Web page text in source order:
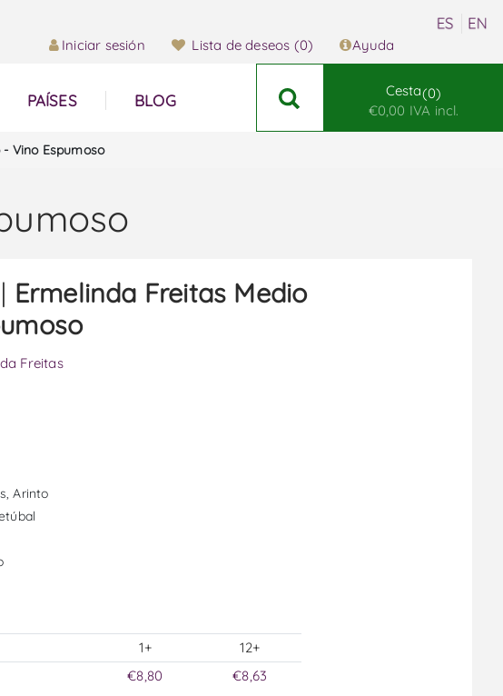
Iniciar sesión Lista de deseos (0) Ayuda
PAÍSES BLOG
Cesta 0
€0,00 IVA incl.
Vino Espumoso
Ermelinda Freitas Medio
Freitas
Arinto
1+
12+
€8,80 €8,63